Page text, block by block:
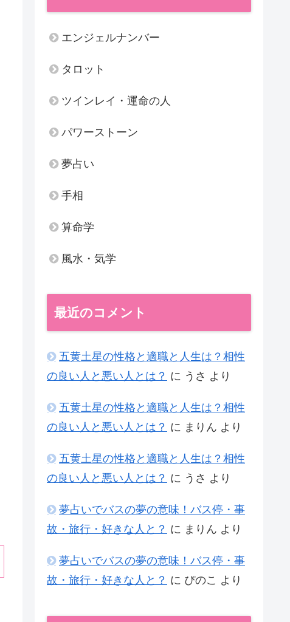
エンジェルナンバー
タロット
ツインレイ・運命の人
パワーストーン
夢占い
手相
算命学
風水・気学
最近のコメント
五黄土星の性格と適職と人生は？相性
の良い人と悪い人とは？ に うさ より
五黄土星の性格と適職と人生は？相性
の良い人と悪い人とは？ に まりん より
五黄土星の性格と適職と人生は？相性
の良い人と悪い人とは？ に うさ より
夢占いでバスの夢の意味！バス停・事
故・旅行・好きな人と？ に まりん より
夢占いでバスの夢の意味！バス停・事
故・旅行・好きな人と？ に ぴのこ より